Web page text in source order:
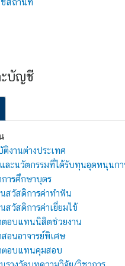
ะบัญชี
งานต่างประเทศ
และนวัตกรรมที่ได้รับทุนอุดหนุนก
ารศึกษาบุตร
สวัสดิการค่าทำฟัน
สวัสดิการค่าเยี่ยมไข้
ตอบแทนนิสิตช่วยงาน
อนอาจารย์พิเศษ
ตอบแทนคุมสอบ